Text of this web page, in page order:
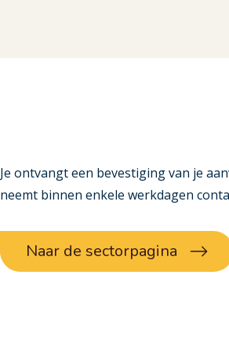
Je ontvangt een bevestiging van je
neemt binnen enkele werkdagen
Naar de sectorpagina